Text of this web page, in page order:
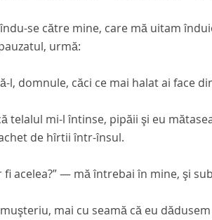
se către mine, care mă uitam
urmă:
l, domnule, căci ce mai halat ai face
telalul mi-l întinse, pipăii şi eu
de hîrtii într-însul.
fi acelea?” — mă întrebai în mine, şi
mai cu seamă că eu